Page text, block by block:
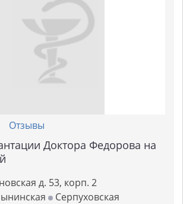
Отзывы
Доктора Федорова на
д. 53, корп. 2
Серпуховская